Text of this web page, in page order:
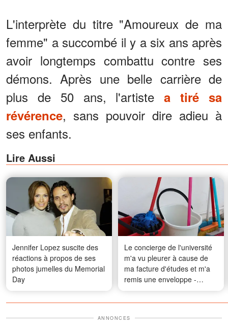
L'interprète du titre "Amoureux de ma
femme" a succombé il y a six ans après
avoir longtemps combattu contre ses
démons. Après une belle carrière de
plus de 50 ans, l'artistea tiré sa
révérence, sans pouvoir dire adieu à
ses enfants.
Lire Aussi
Jennifer Lopez suscite des
réactions à propos de ses
photos jumelles du Memorial
Day
Le concierge de l'université
m'a vu pleurer à cause de
ma facture d'études et m'a
remis une enveloppe -
Quand je l'ai ouverte et que
j'ai découvert qui il était
livide
ANNONCES